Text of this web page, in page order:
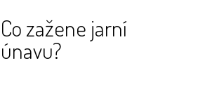
Co zažene jarní
únavu?